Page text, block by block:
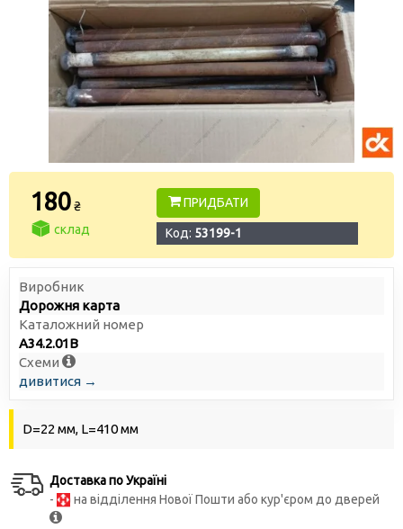
180₴
склад
ПРИДБАТИ
Код: 53199-1
Виробник
Дорожня карта
Каталожний номер
А34.2.01В
Схеми
дивитися →
D=22 мм, L=410 мм
Доставка по Україні
-
на відділення Нової Пошти або кур'єром до дверей